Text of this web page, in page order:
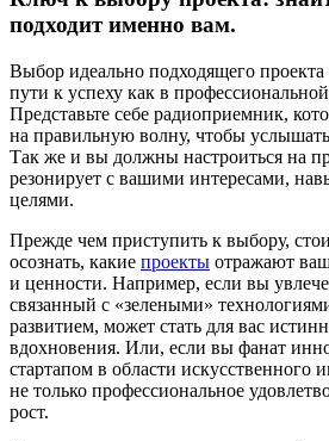
подходит именно вам.
Выбор идеально подходящего
пути к успеху как в
Представьте себе радиоприемник,
на правильную волну, чтобы
Так же и вы должны настроиться на
резонирует с вашими интересами,
целями.
Прежде чем приступить к выбору,
осознать, какие проекты отражают
и ценности. Например, если вы
связанный с «зелеными»
развитием, может стать для вас
вдохновения. Или, если вы фанат
стартапом в области искусственного
не только профессиональное
рост.